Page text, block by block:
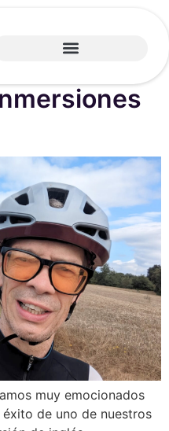
muy emocionados
de uno de nuestros